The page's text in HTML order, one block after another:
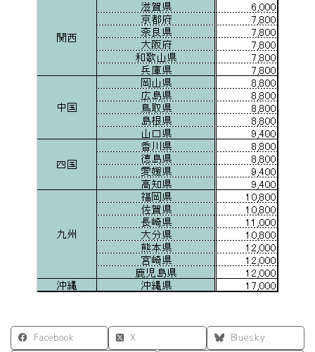
Facebook X
Bluesky